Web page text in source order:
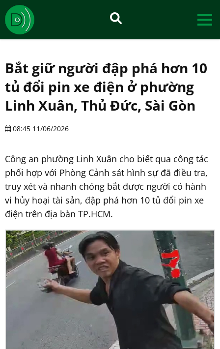
Bắt giữ người đập phá hơn 10
tủ đổi pin xe điện ở phường
Linh Xuân, Thủ Đức, Sài Gòn
08:45 11/06/2026
Công an phường Linh Xuân cho biết qua công tác
phối hợp với Phòng Cảnh sát hình sự đã điều tra,
truy xét và nhanh chóng bắt được người có hành
vi hủy hoại tài sản, đập phá hơn 10 tủ đổi pin xe
điện trên địa bàn TP.HCM.